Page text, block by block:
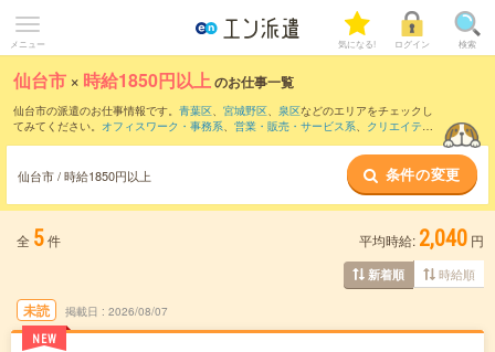
メニュー 気になる! ログイン 検索
仙台市 × 時給1850円以上のお仕事一覧
仙台市の派遣のお仕事情報です。 青葉区、 宮城野区、 泉区などのエリアをチェックし
てみてください。 オフィスワーク・事務系、 営業・販売・サービス系、 クリエイティ
仙台市 / 時給1850円以上 条件の変更
全 5件 平均時給: 2,040 円
新着順 時給順
未読
NEW
掲載日 2026/08/07